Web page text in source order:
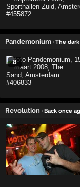
Pandemonium · The
8
Revolution · Back once